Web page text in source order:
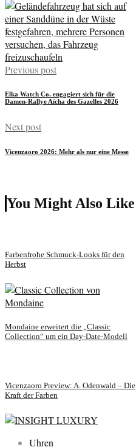
Previous post
Elka Watch Co. engagiert sich für die
Damen-Rallye Aïcha des Gazelles 2026
Next post
Vicenzaoro 2026: Mehr als nur eine Messe
You Might Also Like
Farbenfrohe Schmuck-Looks für den
Herbst
Mondaine erweitert die „Classic
Collection“ um ein Day-Date-Modell
Vicenzaoro Preview: A. Odenwald – Die
Kraft der Farben
Uhren